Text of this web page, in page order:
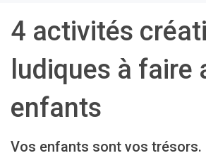
4 activités
ludiques à faire
enfants
Vos enfants sont vos trésors.